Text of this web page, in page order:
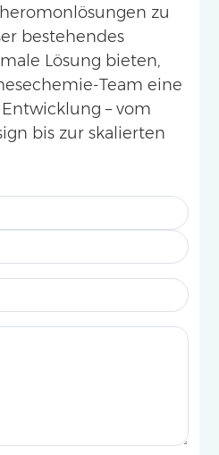
zu
bestehendes
Lösung bieten,
Team eine
– vom
bis zur skalierten